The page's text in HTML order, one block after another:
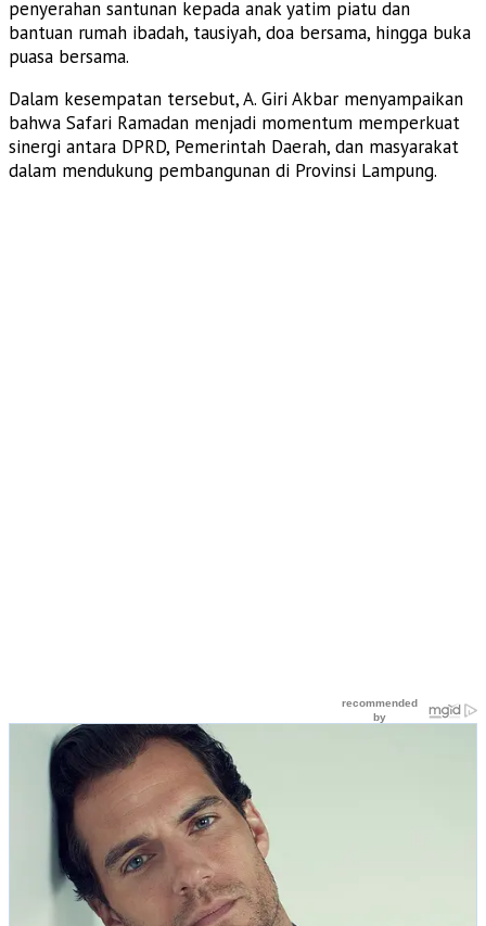
penyerahan santunan kepada anak yatim piatu dan
bantuan rumah ibadah, tausiyah, doa bersama, hingga buka
puasa bersama.
Dalam kesempatan tersebut, A. Giri Akbar menyampaikan
bahwa Safari Ramadan menjadi momentum memperkuat
sinergi antara DPRD, Pemerintah Daerah, dan masyarakat
dalam mendukung pembangunan di Provinsi Lampung.